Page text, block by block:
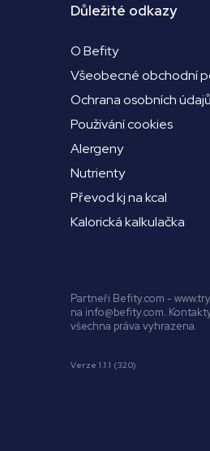
Důležité odkazy
O Befity
Všeobecné obchodní
Ochrana osobních údajů
Používání cookies
Alergeny
Nutrienty
Převod kj na kcal
Kalorická kalkulačka
Partneři Befity.com -
na info@befity.com.
všechna práva vyhrazena.
Verze 1.1.1 (320)